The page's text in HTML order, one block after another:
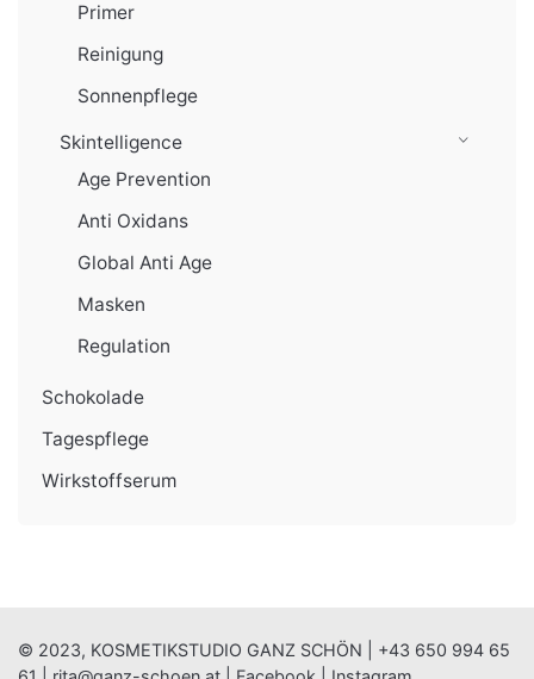
Primer
Reinigung
Sonnenpflege
Skintelligence
Age Prevention
Anti Oxidans
Global Anti Age
Masken
Regulation
Schokolade
Tagespflege
Wirkstoffserum
© 2023, KOSMETIKSTUDIO GANZ SCHÖN | +43 650 994 65